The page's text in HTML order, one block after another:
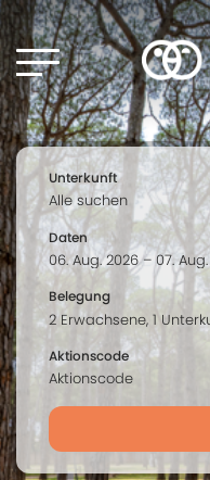
Unterkunft
Daten
Belegung
Aktionscode